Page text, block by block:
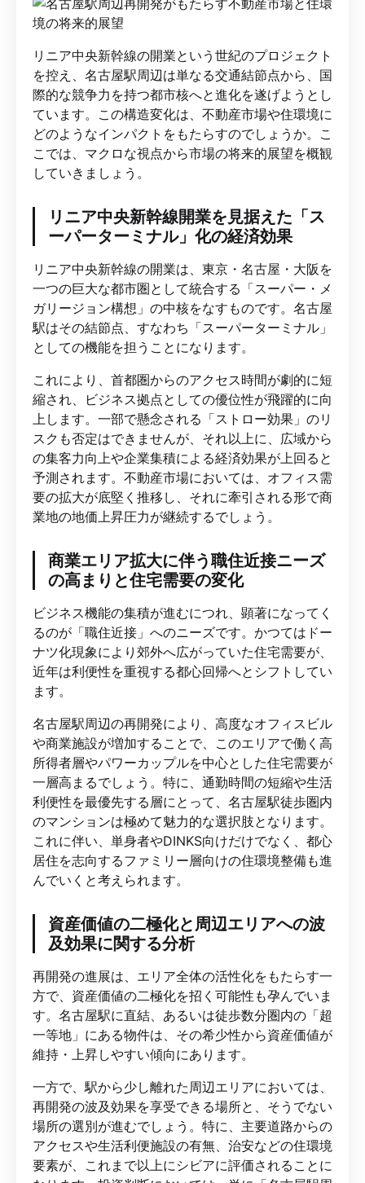
リニア中央新幹線の開業という世紀のプロジェクト
を控え、名古屋駅周辺は単なる交通結節点から、国
際的な競争力を持つ都市核へと進化を遂げようとし
ています。この構造変化は、不動産市場や住環境に
どのようなインパクトをもたらすのでしょうか。こ
こでは、マクロな視点から市場の将来的展望を概観
していきましょう。
リニア中央新幹線開業を見据えた「ス
ーパーターミナル」化の経済効果
リニア中央新幹線の開業は、東京・名古屋・大阪を
一つの巨大な都市圏として統合する「スーパー・メ
ガリージョン構想」の中核をなすものです。名古屋
駅はその結節点、すなわち「スーパーターミナル」
としての機能を担うことになります。
これにより、首都圏からのアクセス時間が劇的に短
縮され、ビジネス拠点としての優位性が飛躍的に向
上します。一部で懸念される「ストロー効果」のリ
スクも否定はできませんが、それ以上に、広域から
の集客力向上や企業集積による経済効果が上回ると
予測されます。不動産市場においては、オフィス需
要の拡大が底堅く推移し、それに牽引される形で商
業地の地価上昇圧力が継続するでしょう。
商業エリア拡大に伴う職住近接ニーズ
の高まりと住宅需要の変化
ビジネス機能の集積が進むにつれ、顕著になってく
るのが「職住近接」へのニーズです。かつてはドー
ナツ化現象により郊外へ広がっていた住宅需要が、
近年は利便性を重視する都心回帰へとシフトしてい
ます。
名古屋駅周辺の再開発により、高度なオフィスビル
や商業施設が増加することで、このエリアで働く高
所得者層やパワーカップルを中心とした住宅需要が
一層高まるでしょう。特に、通勤時間の短縮や生活
利便性を最優先する層にとって、名古屋駅徒歩圏内
のマンションは極めて魅力的な選択肢となります。
これに伴い、単身者やDINKS向けだけでなく、都心
居住を志向するファミリー層向けの住環境整備も進
んでいくと考えられます。
資産価値の二極化と周辺エリアへの波
及効果に関する分析
再開発の進展は、エリア全体の活性化をもたらす一
方で、資産価値の二極化を招く可能性も孕んでいま
す。名古屋駅に直結、あるいは徒歩数分圏内の「超
一等地」にある物件は、その希少性から資産価値が
維持・上昇しやすい傾向にあります。
一方で、駅から少し離れた周辺エリアにおいては、
再開発の波及効果を享受できる場所と、そうでない
場所の選別が進むでしょう。特に、主要道路からの
アクセスや生活利便施設の有無、治安などの住環境
要素が、これまで以上にシビアに評価されることに